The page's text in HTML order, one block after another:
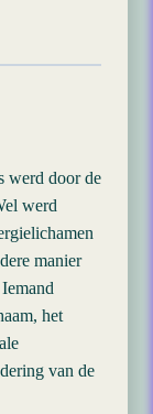
werd door de
werd
manier
het
van de